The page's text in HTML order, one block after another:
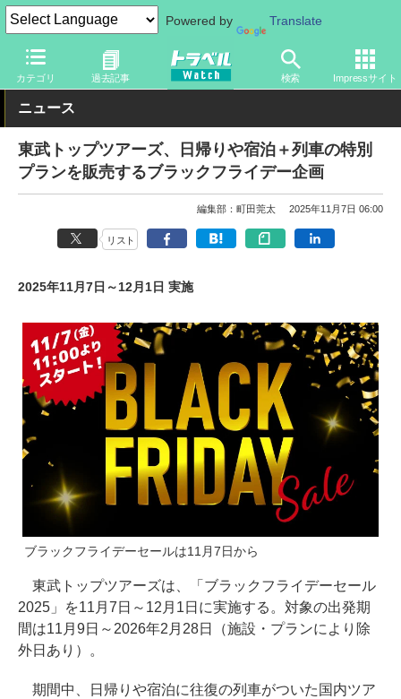
Powered by Translate
カテゴリ 過去記事 検索 Impressサイト
トラベル Watch 企業・政府・官庁 政府・官庁 旅行会社・旅
ニュース
東武トップツアーズ、日帰りや宿泊＋列車の特別
プランを販売するブラックフライデー企画
編集部：町田莞太 2025年11月7日 06:00
リスト
2025年11月7日～12月1日 実施
ブラックフライデーセールは11月7日から
東武トップツアーズは、「ブラックフライデーセール
2025」を11月7日～12月1日に実施する。対象の出発期
間は11月9日～2026年2月28日（施設・プランにより除
外日あり）。
期間中、日帰りや宿泊に往復の列車がついた国内ツア